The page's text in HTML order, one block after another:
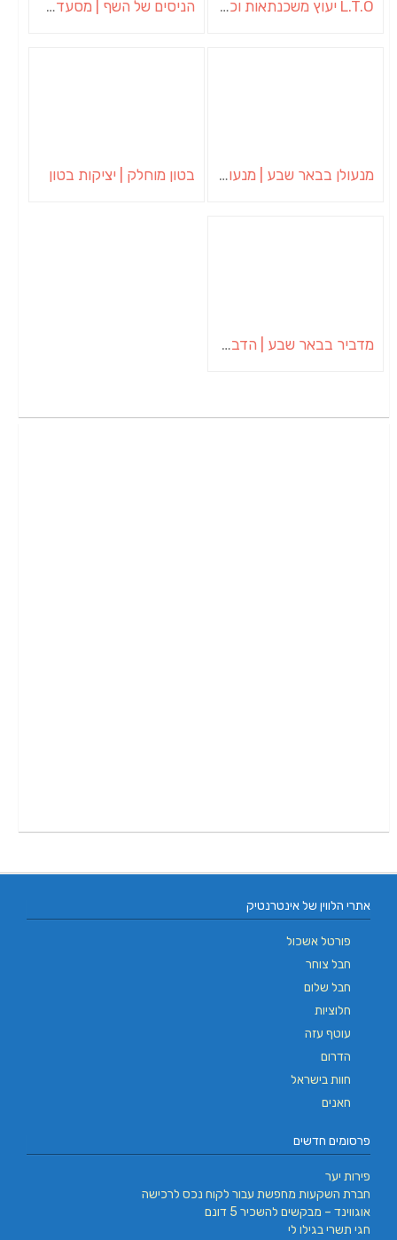
L.T.O יעוץ משכנתאות וכלכלת משפחה | יועץ משכנתאות באשכול הניסים של השף | מסעדת שף בבית | ארוחות גורמה
מנעולן בבאר שבע | מנעולן באופקים | ויטלי המנעולן בטון מוחלק | יציקות בטון
מדביר בבאר שבע | הדברה בבאר שבע | יוגב הדברות
אתרי הלווין של אינטרנטיק
פורטל אשכול
חבל צוחר
חבל שלום
חלוציות
עוטף עזה
הדרום
חוות בישראל
חאנים
פרסומים חדשים
פירות יער
חברת השקעות מחפשת עבור לקוח נכס לרכישה
אוגווינד – מבקשים להשכיר 5 דונם
חגי תשרי בגילו לי